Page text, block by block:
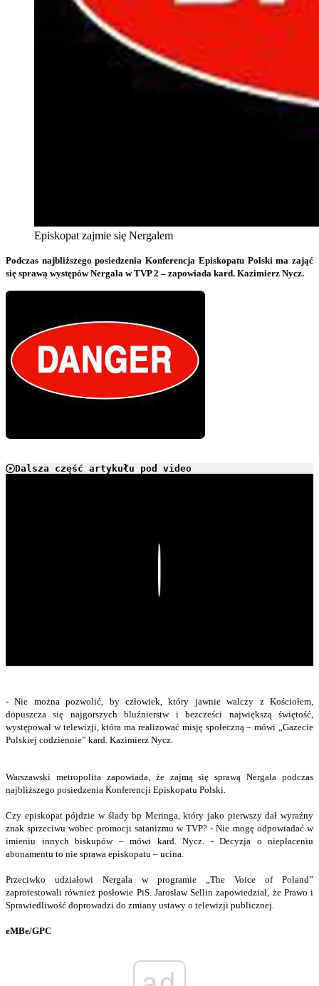
Episkopat zajmie się Nergalem
Podczas najbliższego posiedzenia Konferencja Episkopatu Polski ma zająć
się sprawą występów Nergala w TVP 2 – zapowiada kard. Kazimierz Nycz.
Dalsza część artykułu pod video
- Nie można pozwolić, by człowiek, który jawnie walczy z Kościołem,
dopuszcza się najgorszych bluźnierstw i bezcześci największą świętość,
występował w telewizji, która ma realizować misję społeczną – mówi „Gazecie
Polskiej codziennie” kard. Kazimierz Nycz.
Warszawski metropolita zapowiada, że zajmą się sprawą Nergala podczas
najbliższego posiedzenia Konferencji Episkopatu Polski.
Czy episkopat pójdzie w ślady bp Meringa, który jako pierwszy dał wyraźny
znak sprzeciwu wobec promocji satanizmu w TVP? - Nie mogę odpowiadać w
imieniu innych biskupów – mówi kard. Nycz. - Decyzja o niepłaceniu
abonamentu to nie sprawa episkopatu – ucina.
Przeciwko udziałowi Nergala w programie „The Voice of Poland”
zaprotestowali również posłowie PiS. Jarosław Sellin zapowiedział, że Prawo i
Sprawiedliwość doprowadzi do zmiany ustawy o telewizji publicznej.
eMBe/GPC